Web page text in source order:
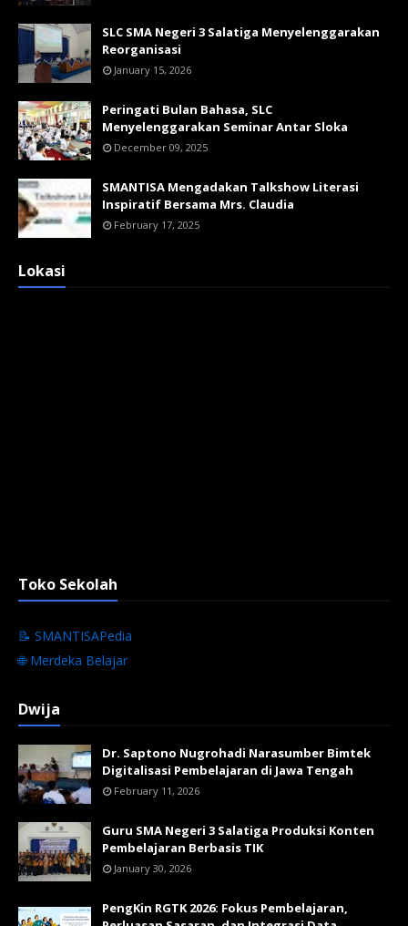
SLC SMA Negeri 3 Salatiga Menyelenggarakan
Reorganisasi
January 15, 2026
Peringati Bulan Bahasa, SLC
Menyelenggarakan Seminar Antar Sloka
December 09, 2025
SMANTISA Mengadakan Talkshow Literasi
Inspiratif Bersama Mrs. Claudia
February 17, 2025
Lokasi
Toko Sekolah
📝 SMANTISAPedia
🌐 Merdeka Belajar
Dwija
Dr. Saptono Nugrohadi Narasumber Bimtek
Digitalisasi Pembelajaran di Jawa Tengah
February 11, 2026
Guru SMA Negeri 3 Salatiga Produksi Konten
Pembelajaran Berbasis TIK
January 30, 2026
PengKin RGTK 2026: Fokus Pembelajaran,